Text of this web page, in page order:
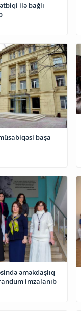
ilə bağlı
başa
əməkdaşlıq
imzalanıb